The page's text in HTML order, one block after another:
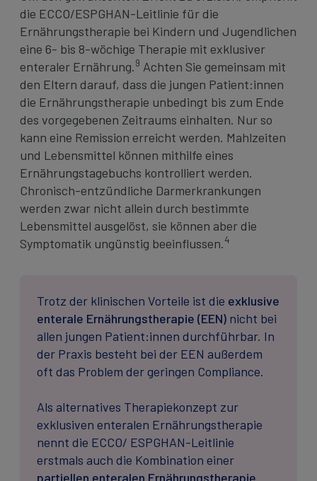
die ECCO/ESPGHAN-Leitlinie für die
Ernährungstherapie bei Kindern und Jugendlichen
eine 6- bis 8-wöchige Therapie mit exklusiver
enteraler Ernährung.9 Achten Sie gemeinsam mit
den Eltern darauf, dass die jungen Patient:innen
die Ernährungstherapie unbedingt bis zum Ende
des vorgegebenen Zeitraums einhalten. Nur so
kann eine Remission erreicht werden. Mahlzeiten
und Lebensmittel können mithilfe eines
Ernährungstagebuchs kontrolliert werden.
Chronisch-entzündliche Darmerkrankungen
werden zwar nicht allein durch bestimmte
Lebensmittel ausgelöst, sie können aber die
Symptomatik ungünstig beeinflussen.4
Trotz der klinischen Vorteile ist die exklusive
enterale Ernährungstherapie (EEN)nicht bei
allen jungen Patient:innen durchführbar. In
der Praxis besteht bei der EEN außerdem
oft das Problem der geringen Compliance.
Als alternatives Therapiekonzept zur
exklusiven enteralen Ernährungstherapie
nennt die ECCO/ ESPGHAN-Leitlinie
erstmals auch die Kombination einer
partiellen enteralen Ernährungstherapie